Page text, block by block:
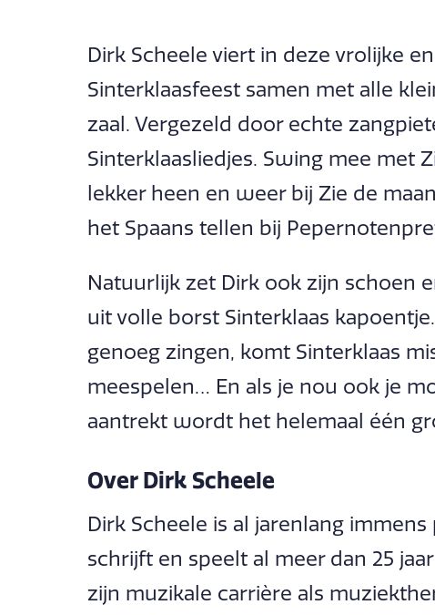
Dirk Scheele viert in deze vrolijke
Sinterklaasfeest samen met alle
zaal. Vergezeld door echte
Sinterklaasliedjes. Swing mee met
lekker heen en weer bij Zie de
het Spaans tellen bij
Natuurlijk zet Dirk ook zijn schoen
uit volle borst Sinterklaas
genoeg zingen, komt Sinterklaas
meespelen… En als je nou ook je
aantrekt wordt het helemaal één
Over Dirk Scheele
Dirk Scheele is al jarenlang
schrijft en speelt al meer dan 25
zijn muzikale carrière als